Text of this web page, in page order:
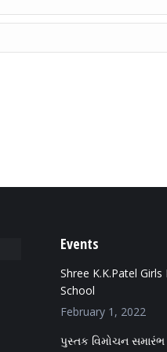
Events
Shree K.K.Patel
School
February 1, 2022
પુસ્તક વિમોચન સમારંભ